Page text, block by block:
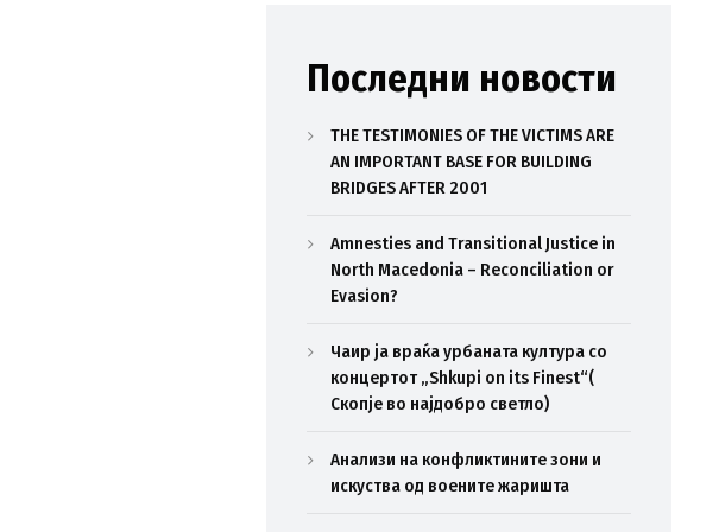
Последни новости
THE TESTIMONIES OF THE VICTIMS ARE
AN IMPORTANT BASE FOR BUILDING
BRIDGES AFTER 2001
Amnesties and Transitional Justice in
North Macedonia – Reconciliation or
Evasion?
Чаир ја враќа урбаната култура со
концертот „Shkupi on its Finest“(
Скопје во најдобро светло)
Анализи на конфликтините зони и
искуства од воените жаришта